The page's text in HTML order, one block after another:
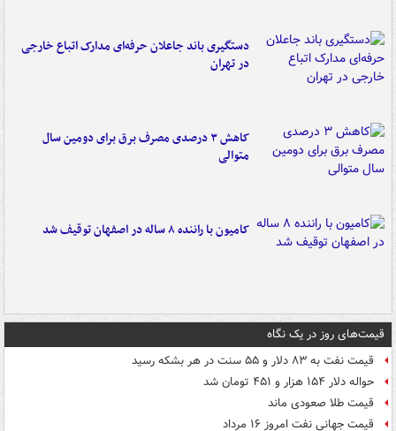
دستگیری باند جاعلان حرفه‌ای مدارک اتباع خارجی
در تهران
کاهش ۳ درصدی مصرف برق برای دومین سال
متوالی
کامیون با راننده ۸ ساله در اصفهان توقیف شد
قیمت‌های روز در یک نگاه
قیمت نفت به ۸۳ دلار و ۵۵ سنت در هر بشکه رسید
حواله دلار ۱۵۴ هزار و ۴۵۱ تومان شد
قیمت طلا صعودی ماند
قیمت جهانی نفت امروز ۱۶ مرداد